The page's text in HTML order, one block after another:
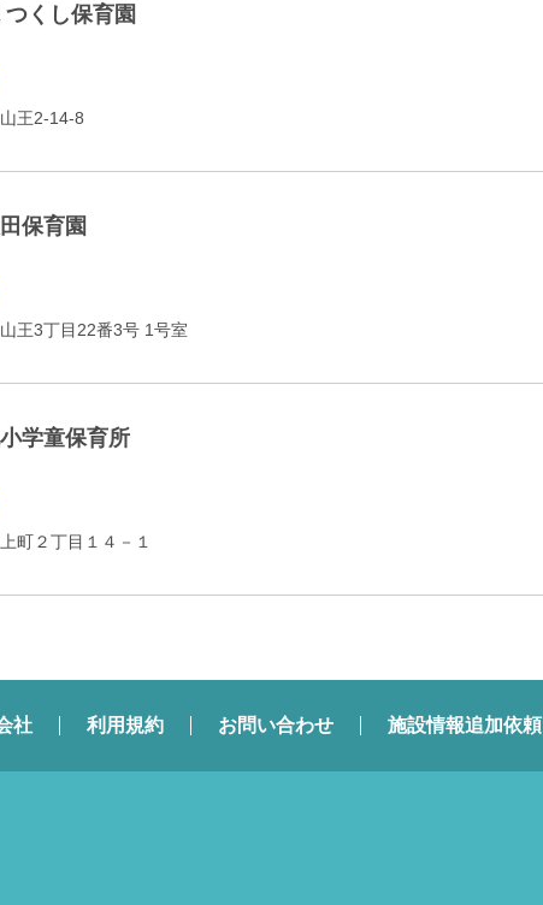
くし保育園
王2-14-8
保育園
王3丁目22番3号 1号室
学童保育所
町２丁目１４－１
社 利用規約 お問い合わせ 施設情報追加依頼